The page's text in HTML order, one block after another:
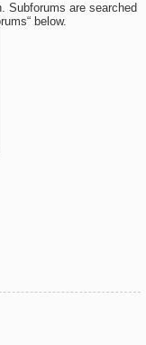
Subforums are searched
below.